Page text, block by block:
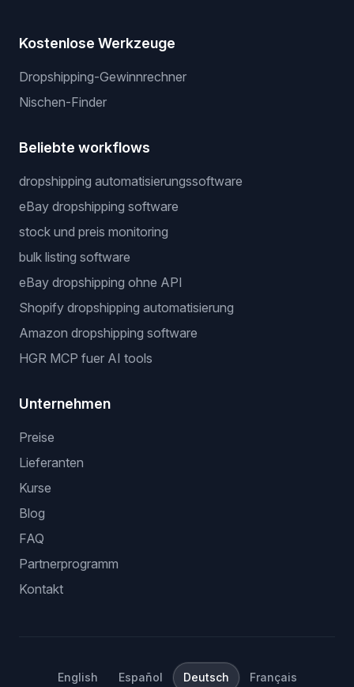
Kostenlose Werkzeuge
Dropshipping-Gewinnrechner
Nischen-Finder
Beliebte workflows
dropshipping automatisierungssoftware
eBay dropshipping software
stock und preis monitoring
bulk listing software
eBay dropshipping ohne API
Shopify dropshipping automatisierung
Amazon dropshipping software
HGR MCP fuer AI tools
Unternehmen
Preise
Lieferanten
Kurse
Blog
FAQ
Partnerprogramm
Kontakt
English Español Deutsch Français